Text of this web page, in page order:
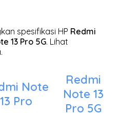
spesifikasi HP Redmi
13 Pro 5G. Lihat
Note
13 Pro
Redmi
Note 13
Pro 5G